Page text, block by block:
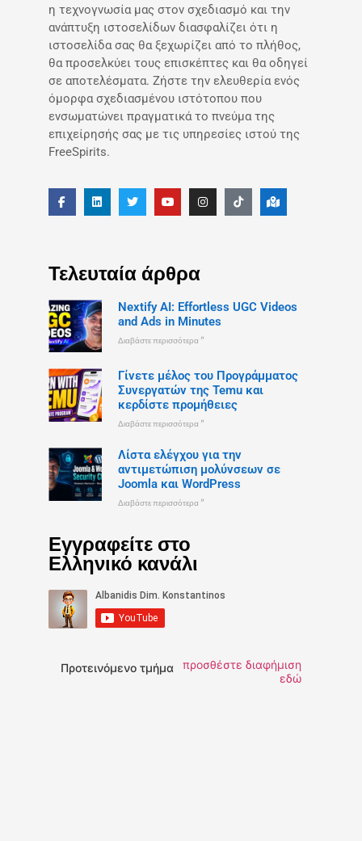
η τεχνογνωσία μας στον σχεδιασμό και την
ανάπτυξη ιστοσελίδων διασφαλίζει ότι η
ιστοσελίδα σας θα ξεχωρίζει από το πλήθος,
θα προσελκύει τους επισκέπτες και θα οδηγεί
σε αποτελέσματα. Ζήστε την ελευθερία ενός
όμορφα σχεδιασμένου ιστότοπου που
ενσωματώνει πραγματικά το πνεύμα της
επιχείρησής σας με τις υπηρεσίες ιστού της
FreeSpirits.
Τελευταία άρθρα
Nextify AI: Effortless UGC Videos
and Ads in Minutes
Διαβάστε περισσότερα "
Γίνετε μέλος του Προγράμματος
Συνεργατών της Temu και
κερδίστε προμήθειες
Διαβάστε περισσότερα "
Λίστα ελέγχου για την
αντιμετώπιση μολύνσεων σε
Joomla και WordPress
Διαβάστε περισσότερα "
Εγγραφείτε στο
Ελληνικό κανάλι
Προτεινόμενο τμήμα
προσθέστε διαφήμιση
εδώ